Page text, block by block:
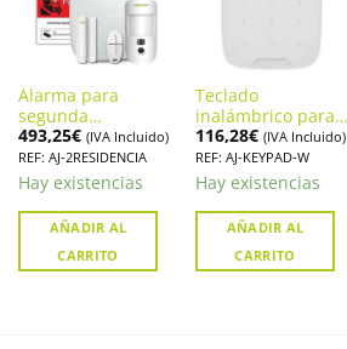
Alarma para
segunda
residencia, Ajax
sin cuotas
mensuales
493,25€ (IVA Incluido)
REF: AJ-2RESIDENCIA
Hay existencias
AÑADIR AL
CARRITO
Teclado
inalámbrico para
sistema de alarma
AJAX KEYPAD (AJ-
KEYPAD-W)
116,28€ (IVA Incluido)
REF: AJ-KEYPAD-W
Hay existencias
AÑADIR AL
CARRITO